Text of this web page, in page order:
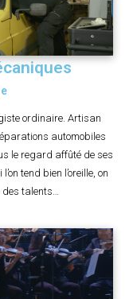
ordinaire. Artisan
automobiles
le regard affûté de ses
tend bien l’oreille, on
des talents…